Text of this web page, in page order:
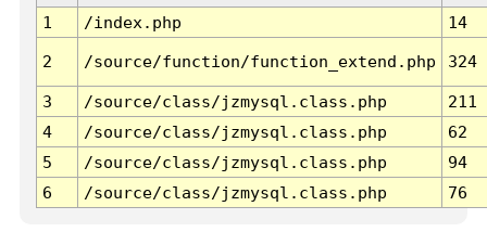
1
/index.php 14
2 /source/function/function_extend.php 324
3 /source/class/jzmysql.class.php
211
4
/source/class/jzmysql.class.php
62
5
/source/class/jzmysql.class.php
94
6
/source/class/jzmysql.class.php 76